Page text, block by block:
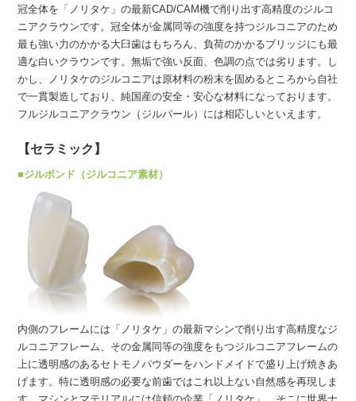
冠全体を「ノリタケ」の最新CAD/CAM機で削り出す高精度のジルコ
ニアクラウンです。冠全体が金属同等の強度を持つジルコニアのため
最も強い力のかかる大臼歯はもちろん、負荷のかかるブリッジにも最
適な白いクラウンです。無垢で強い反面、色調の点では劣ります。し
かし、ノリタケのジルコニアは原材料の粉末を固めるところから自社
で一貫製造しており、純国産の安全・安心な材料になっております。
フルジルコニアクラウン（ジルパール）には相応しいといえます。
【セラミック】
■ジルボンド（ジルコニア素材）
内側のフレームには「ノリタケ」の最新マシンで削り出す高精度なジ
ルコニアフレーム、その金属同等の強度をもつジルコニアフレームの
上に透明感のあるセトモノパウダーをハンドメイドで盛り上げ焼きあ
げます。特に透明感の必要な前歯ではこれ以上ない自然感を再現しま